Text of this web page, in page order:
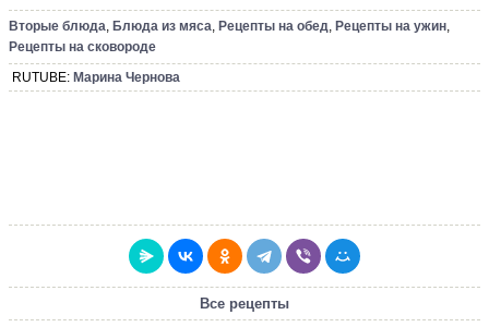
Вторые блюда, Блюда из мяса, Рецепты на обед, Рецепты на ужин,
Рецепты на сковороде
RUTUBE: Марина Чернова
Все рецепты